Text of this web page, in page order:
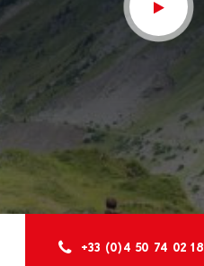
+33 (0)4 50 74 02 18